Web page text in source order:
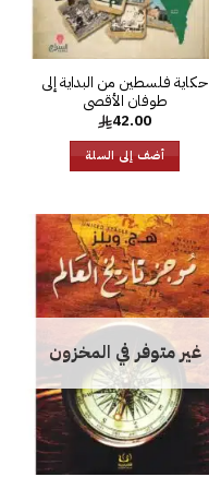
‎حكاية فلسطين من البداية إلى
طوفان الأقصى‎
42.00
أضف إلى السلة
غير متوفر في المخزون